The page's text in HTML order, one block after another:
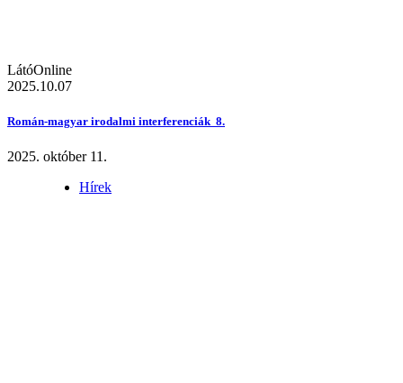
LátóOnline
2025.10.07
Román-magyar irodalmi interferenciák 8.
2025. október 11.
Hírek